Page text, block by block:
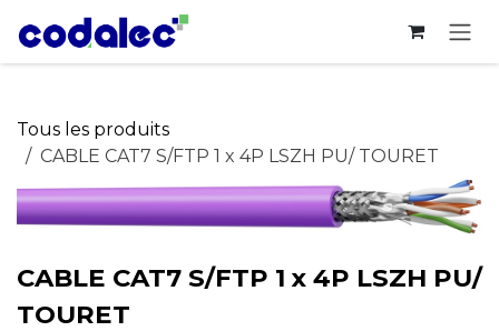
Se rendre au contenu
Tous les produits
CABLE CAT7 S/FTP 1 x 4P LSZH PU/ TOURET
CABLE CAT7 S/FTP 1 x 4P LSZH PU/
TOURET